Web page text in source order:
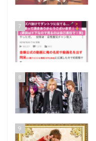
7
8
9